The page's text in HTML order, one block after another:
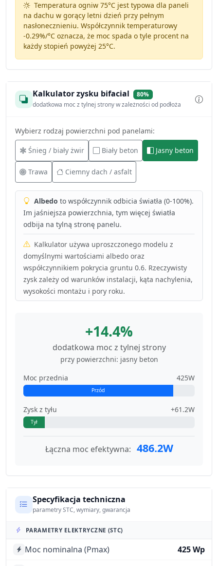
Temperatura ogniw 75°C jest typowa dla paneli
na dachu w gorący letni dzień przy pełnym
nasłonecznieniu. Współczynnik temperaturowy
-0.29%/°Coznacza, że moc spada o tyle procent na
każdy stopień powyżej 25°C.
Kalkulator zysku bifacial
80%
dodatkowa moc z tylnej strony w zależności od podłoża
Wybierz rodzaj powierzchni pod panelami:
Śnieg / biały żwir Biały beton Jasny beton
Trawa Ciemny dach / asfalt
Albedo to współczynnik odbicia światła (0-100%).
Im jaśniejsza powierzchnia, tym więcej światła
odbija na tylną stronę panelu.
Kalkulator używa uproszczonego modelu z
domyślnymi wartościami albedo oraz
współczynnikiem pokrycia gruntu 0.6. Rzeczywisty
zysk zależy od warunków instalacji, kąta nachylenia,
wysokości montażu i pory roku.
+14.4%
dodatkowa moc z tylnej strony
przy powierzchni: jasny beton
Moc przednia
425W
Przód
Zysk z tyłu +61.2W
Tył
Łączna moc efektywna: 486.2W
Specyfikacja techniczna
parametry STC, wymiary, gwarancja
PARAMETRY ELEKTRYCZNE (STC)
Moc nominalna (Pmax)
425 Wp